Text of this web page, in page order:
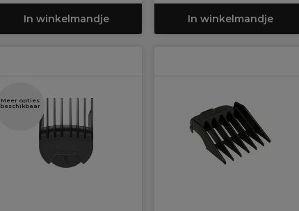
In winkelmandje In winkelmandje
Meer opties
beschikbaar